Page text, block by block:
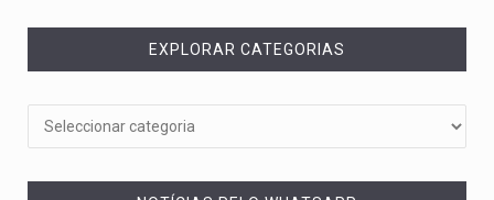
EXPLORAR CATEGORIAS